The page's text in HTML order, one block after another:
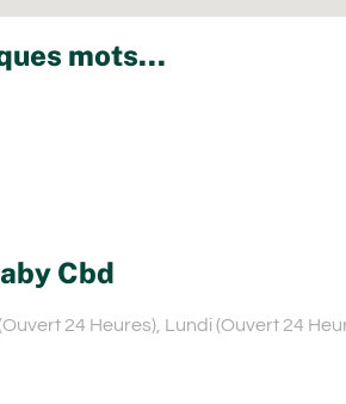
mots...
Cbd
24 Heures), Lundi (Ouvert 24